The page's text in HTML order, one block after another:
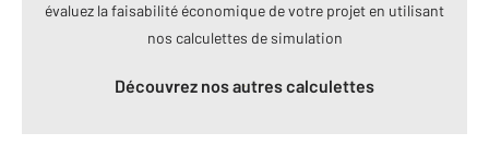
évaluez la faisabilité économique de votre projet en utilisant
nos calculettes de simulation
Découvrez nos autres calculettes